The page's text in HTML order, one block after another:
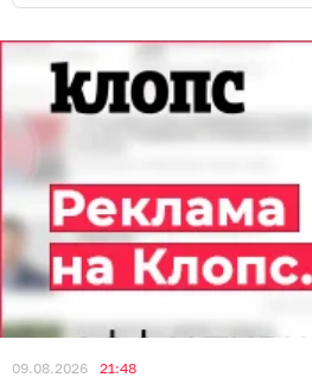
09.08.2026 21:48